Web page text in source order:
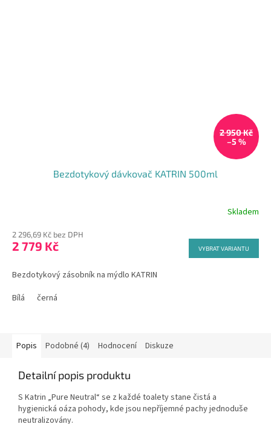
2 950 Kč
–5 %
Bezdotykový dávkovač KATRIN 500ml
Skladem
2 296,69 Kč bez DPH
2 779 Kč VYBRAT VARIANTU
Bezdotykový zásobník na mýdlo KATRIN
Bílá
černá
Popis Podobné (4) Hodnocení Diskuze
Detailní popis produktu
S Katrin „Pure Neutral“ se z každé toalety stane čistá a
hygienická oáza pohody, kde jsou nepříjemné pachy jednoduše
neutralizovány.